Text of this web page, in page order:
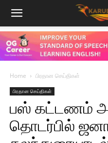
Home பிரதான செய்திகள்
பிரதான செய்திகள்
பஸ் கட்டணம்
தொடர்பில்